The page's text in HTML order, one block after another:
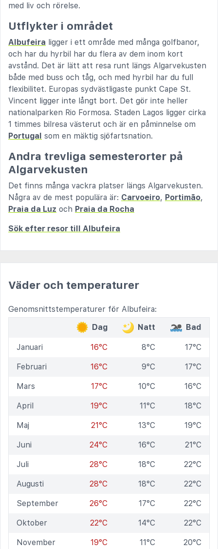
med liv och rörelse.
Utflykter i området
Albufeira ligger i ett område med många golfbanor,
och har du hyrbil har du flera av dem inom kort
avstånd. Det är lätt att resa runt längs Algarvekusten
både med buss och tåg, och med hyrbil har du full
flexibilitet. Europas sydvästligaste punkt Cape St.
Vincent ligger inte långt bort. Det gör inte heller
nationalparken Rio Formosa. Staden Lagos ligger cirka
1 timmes bilresa västerut och är en påminnelse om
Portugal som en mäktig sjöfartsnation.
Andra trevliga semesterorter på
Algarvekusten
Det finns många vackra platser längs Algarvekusten.
Några av de mest populära är: Carvoeiro, Portimão,
Praia da Luz och Praia da Rocha
Sök efter resor till Albufeira
Väder och temperaturer
Genomsnittstemperaturer för Albufeira:
Dag
Natt Bad
Januari 16°C 8°C 17°C
Februari 16°C 9°C 17°C
Mars 17°C 10°C 16°C
April 19°C 11°C 18°C
Maj 21°C 13°C 19°C
Juni 24°C 16°C 21°C
Juli 28°C 18°C 22°C
Augusti 28°C 18°C 22°C
September 26°C 17°C 22°C
Oktober 22°C 14°C 22°C
November 19°C 11°C 20°C